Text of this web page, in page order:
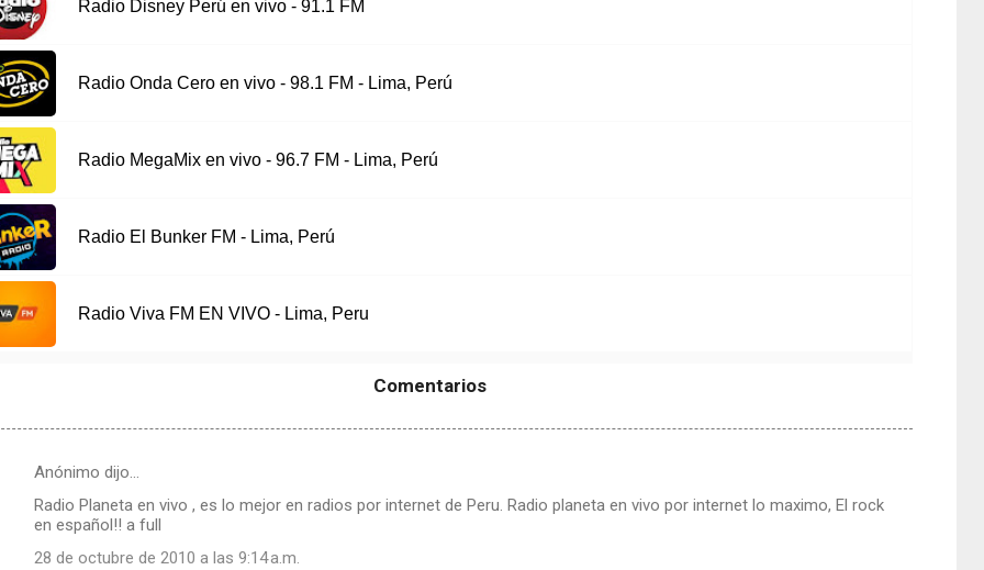
Radio Disney Perú en vivo - 91.1 FM
Radio Onda Cero en vivo - 98.1 FM - Lima, Perú
Radio MegaMix en vivo - 96.7 FM - Lima, Perú
Radio El Bunker FM - Lima, Perú
Radio Viva FM EN VIVO - Lima, Peru
Comentarios
Anónimo dijo…
Radio Planeta en vivo , es lo mejor en radios por internet de Peru. Radio planeta en vivo por internet lo maximo, El rock
en español!! a full
28 de octubre de 2010 a las 9:14 a.m.